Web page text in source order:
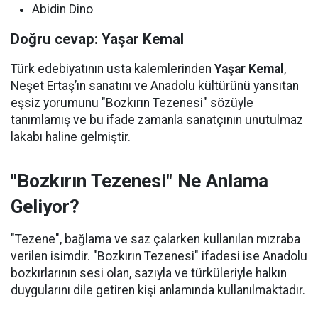
Abidin Dino
Doğru cevap: Yaşar Kemal
Türk edebiyatının usta kalemlerinden Yaşar Kemal ,
Neşet Ertaş’ın sanatını ve Anadolu kültürünü yansıtan
eşsiz yorumunu "Bozkırın Tezenesi" sözüyle
tanımlamış ve bu ifade zamanla sanatçının unutulmaz
lakabı haline gelmiştir.
"Bozkırın Tezenesi" Ne Anlama
Geliyor?
"Tezene", bağlama ve saz çalarken kullanılan mızraba
verilen isimdir. "Bozkırın Tezenesi" ifadesi ise Anadolu
bozkırlarının sesi olan, sazıyla ve türküleriyle halkın
duygularını dile getiren kişi anlamında kullanılmaktadır.